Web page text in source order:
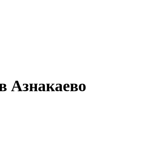
Азнакаево